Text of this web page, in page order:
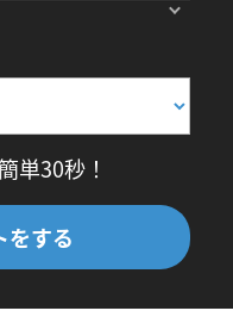
単30秒！
をする